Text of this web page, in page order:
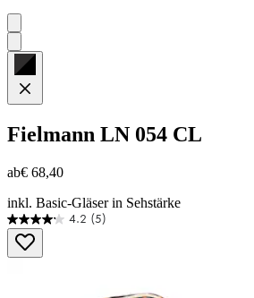
Fielmann LN 054 CL
ab€ 68,40
inkl. Basic-Gläser in Sehstärke
4.2 (5)
4.2
von
5